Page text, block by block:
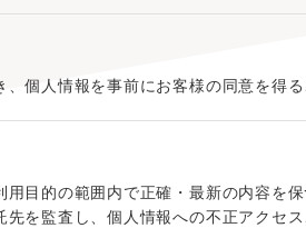
個人情報を事前にお客様の同意を得
目的の範囲内で正確・最新の内容を
を監査し、個人情報への不正アクセ